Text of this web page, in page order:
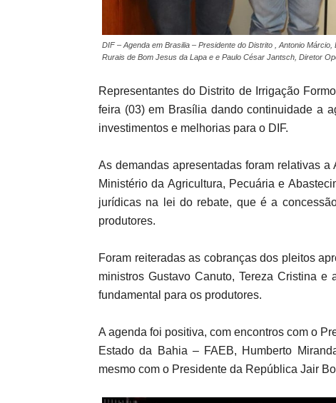
DIF – Agenda em Brasilia – Presidente do Distrito , Antonio
Rurais de Bom Jesus da Lapa e e Paulo César Jantsch, Diretor
Representantes do Distrito de Irrigação
feira (03) em Brasília dando continuidade a
investimentos e melhorias para o DIF.
As demandas apresentadas foram relativas
Ministério da Agricultura, Pecuária e
jurídicas na lei do rebate, que é a
produtores.
Foram reiteradas as cobranças dos pleitos
ministros Gustavo Canuto, Tereza Cristina
fundamental para os produtores.
A agenda foi positiva, com encontros com o
Estado da Bahia – FAEB, Humberto
mesmo com o Presidente da República Jair